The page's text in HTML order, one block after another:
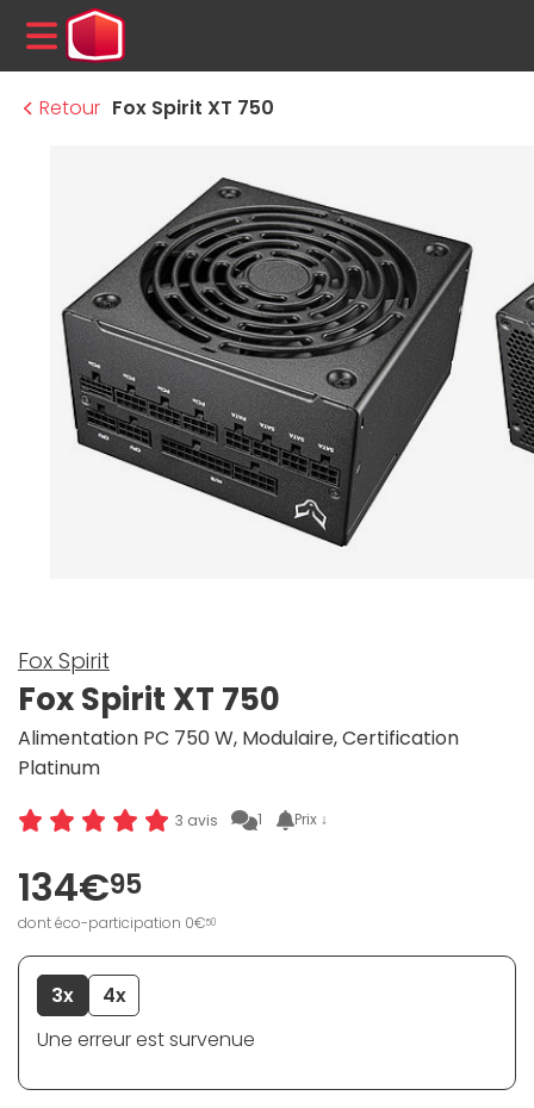
MENU
Retour Fox Spirit XT 750
Fox Spirit
Fox Spirit XT 750
Alimentation PC 750 W, Modulaire, Certification
Platinum
3 avis 1 Prix ↓
134€95
dont éco-participation 0€50
3x
4x
Une erreur est survenue